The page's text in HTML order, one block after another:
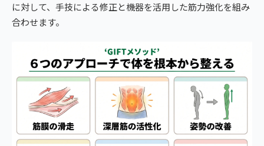
に対して、手技による修正と機器を活用した筋力強化を組み
合わせます。